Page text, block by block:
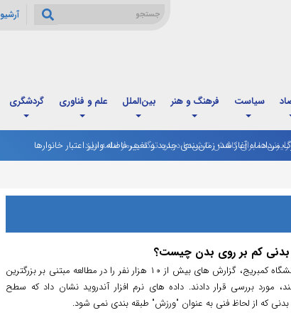
آرشیو
سیاست فرهنگ و هنر بین‌الملل علم و فناوری گردشگری
مردادماه آغاز شد؛ زمان‌بندی جدید و تغییر فاصله واریز اعتبار خانوارها
بدنی کم بر روی بدن چیست؟
تیم تحقیقاتی از دانشگاه کمبریج، گزارش های بیش از ۱۰ هزار نفر را در مطالعه مبتنی بر بزرگترین
مورد بررسی قرار دادند. داده های نرم افزار آندروید نشان داد که سطح
که از لحاظ فنی به عنوان "ورزش" طبقه بندی نمی شود.